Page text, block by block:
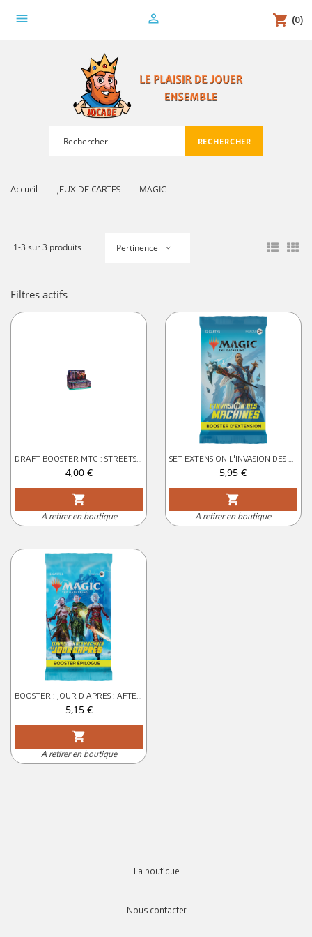
menu person_outline shopping_cart (0)
search
RECHERCHER
Accueil JEUX DE CARTES MAGIC
1-3 sur 3 produits Pertinence
Filtres actifs
Prix
4,00 €
shopping_cart
A retirer en boutique
Prix
5,95 €
shopping_cart
A retirer en boutique
Prix
5,15 €
shopping_cart
A retirer en boutique
La boutique
Nous contacter